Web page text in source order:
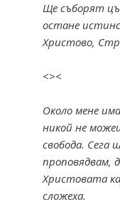
Ще съборят
остане
Христово,
<><
Около мене
никой не
свобода. Сега
проповядвам,
Христовата
сложеха.